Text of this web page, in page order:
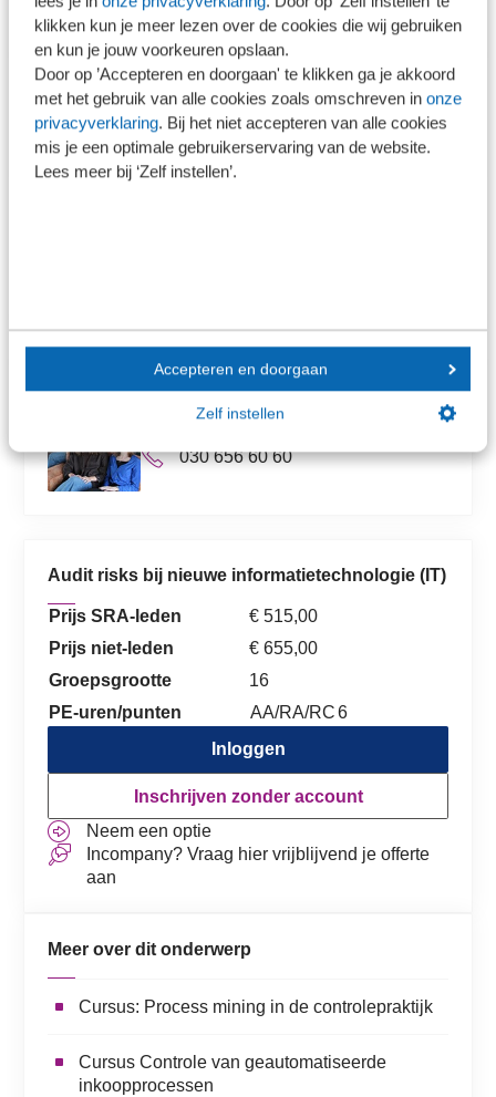
klikken kun je meer lezen over de cookies die wij gebruiken
en kun je jouw voorkeuren opslaan.
Door op ’Accepteren en doorgaan' te klikken ga je akkoord
met het gebruik van alle cookies zoals omschreven in onze
privacyverklaring. Bij het niet accepteren van alle cookies
mis je een optimale gebruikerservaring van de website.
Lees meer bij ‘Zelf instellen’.
Accepteren en doorgaan
Zelf instellen
Contact
mogelijkheden
030 656 60 60
Audit risks bij nieuwe informatietechnologie (IT)
Prijs SRA-leden
€ 515,00
Prijs niet-leden
€ 655,00
Groepsgrootte
16
PE-uren/punten
AA/RA/RC6
Inloggen
Inschrijven zonder account
Neem een optie
Incompany? Vraag hier vrijblijvend je offerte
aan
Meer over dit onderwerp
Cursus: Process mining in de controlepraktijk
Cursus Controle van geautomatiseerde
inkoopprocessen